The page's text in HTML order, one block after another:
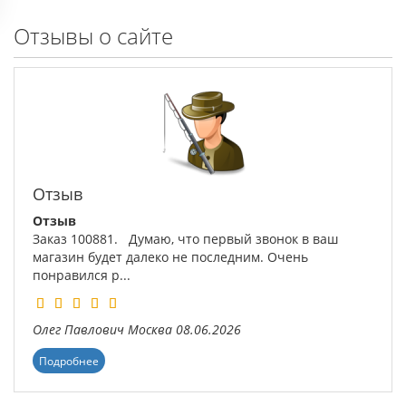
Отзывы о сайте
Отзыв
Отзыв
Заказ 100881. Думаю, что первый звонок в ваш
магазин будет далеко не последним. Очень
понравился р...
Олег Павлович Москва 08.06.2026
Подробнее